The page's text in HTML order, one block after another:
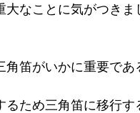
大なことに気がつき
笛がいかに重要であ
るため三角笛に移行